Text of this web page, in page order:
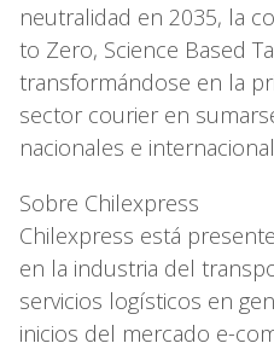
neutralidad en 2035, la
to Zero, Science Based
transformándose en la
sector courier en
nacionales e
Sobre Chilexpress
Chilexpress está
en la industria del
servicios logísticos en
inicios del mercado e-